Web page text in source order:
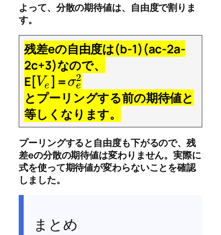
よって、分散の期待値は、自由度で割りま
す。
残差eの自由度は(b-1)(ac-2a-
2c+3)なので、
E[Ve ]＝σ2
e
とプーリングする前の期待値と
等しくなります。
プーリングすると自由度も下がるので、残
差eの分散の期待値は変わりません。実際に
式を使って期待値が変わらないことを確認
しました。
まとめ